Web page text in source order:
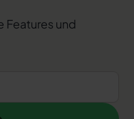
Features und